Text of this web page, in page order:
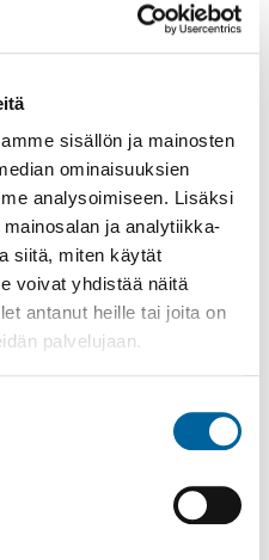
sisällön ja mainosten
ominaisuuksien
analysoimiseen. Lisäksi
ja analytiikka-
siitä, miten käytät
voivat yhdistää näitä
antanut heille tai joita on
palvelujaan.
aukioloaikana